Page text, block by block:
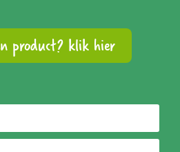
product? klik hier